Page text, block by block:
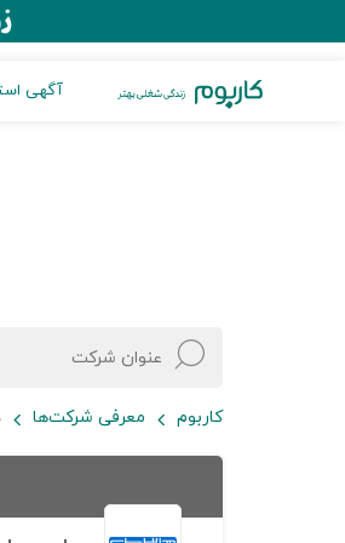
آگهی
کاربوم معرفی شرکت‌ها